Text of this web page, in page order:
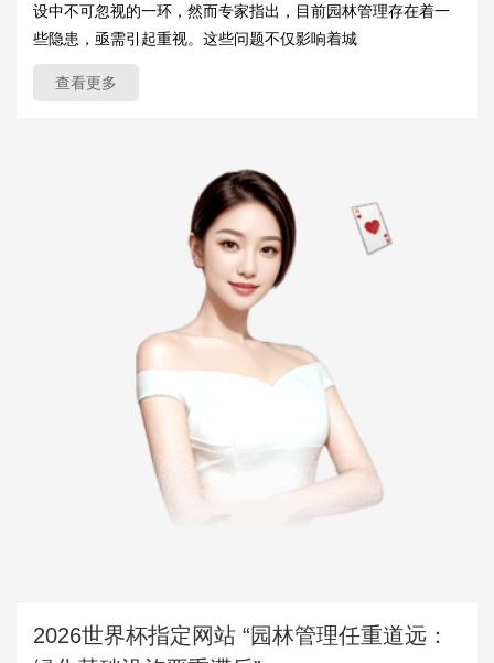
设中不可忽视的一环，然而专家指出，目前园林管理存在着一
些隐患，亟需引起重视。这些问题不仅影响着城
查看更多
2026世界杯指定网站 “园林管理任重道远：